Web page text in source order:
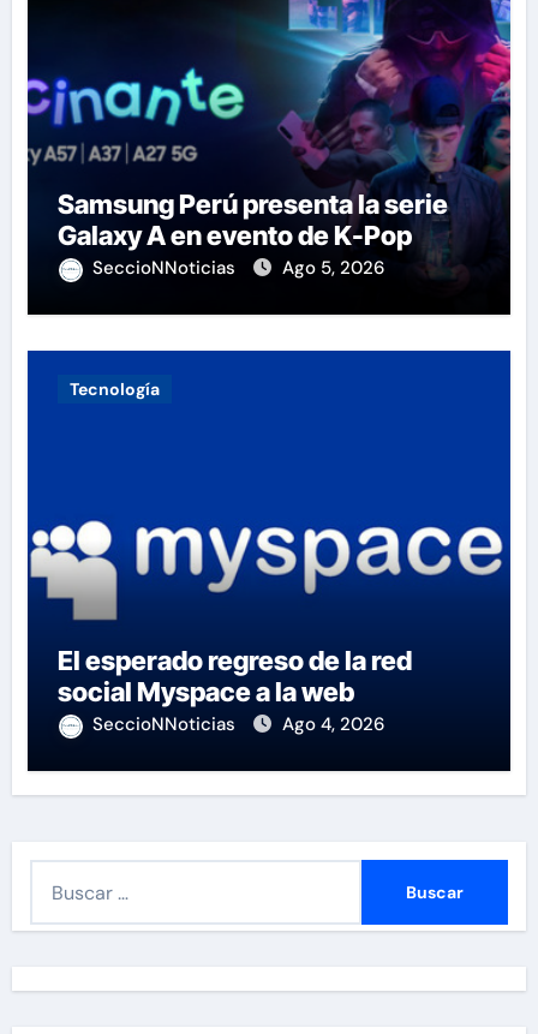
Samsung Perú presenta la serie
Galaxy A en evento de K-Pop
SeccioNNoticias Ago 5, 2026
Tecnología
El esperado regreso de la red
social Myspace a la web
SeccioNNoticias Ago 4, 2026